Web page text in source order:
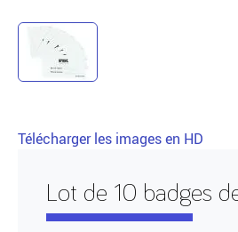
Lot de 10 badges
Télécharger les images en HD